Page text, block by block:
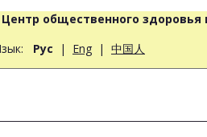
Центр общественного
Рус | Eng | 中国人